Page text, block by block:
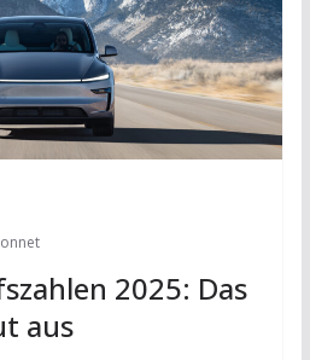
2025: Das
aus